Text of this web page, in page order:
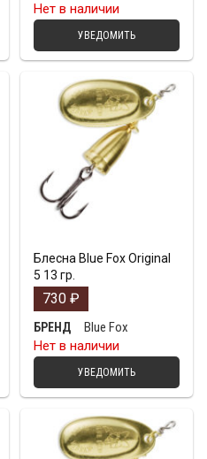
Нет в наличии
УВЕДОМИТЬ
Блесна Blue Fox Original
5 13 гр.
730 ₽
БРЕНД
Blue Fox
Нет в наличии
УВЕДОМИТЬ